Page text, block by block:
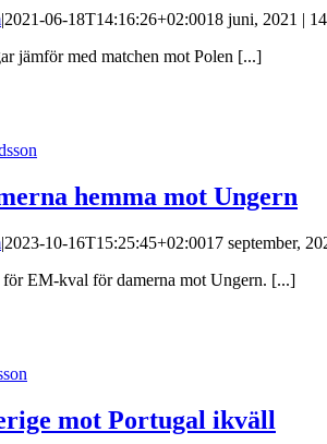
|2021-06-18T14:16:26+02:0018 juni, 2021 |
jämför med matchen mot Polen [...]
hemma mot Ungern
|2023-10-16T15:25:45+02:0017 september,
EM-kval för damerna mot Ungern. [...]
mot Portugal ikväll